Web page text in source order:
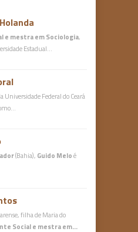
e mestra em Sociologia,
Estadual…
Universidade Federal do Ceará
(Bahia), Guido Meloé
filha de Maria do
Social e mestra em…